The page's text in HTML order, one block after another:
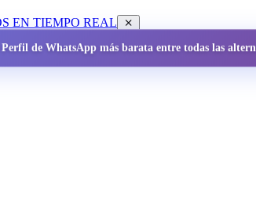
EN TIEMPO REAL
de WhatsApp más barata entre todas las